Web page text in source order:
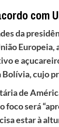
com
da
Europeia,
e
cujo
de
foco será
estar à